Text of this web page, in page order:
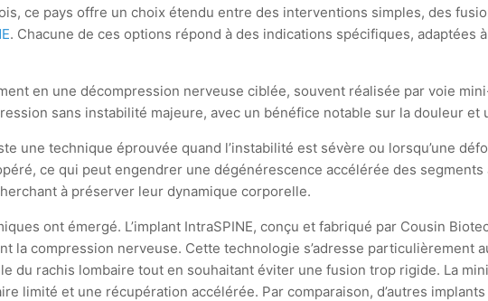
ce pays offre un choix étendu entre des interventions simples, des
. Chacune de ces options répond à des indications spécifiques, adaptées
en une décompression nerveuse ciblée, souvent réalisée par voie
sans instabilité majeure, avec un bénéfice notable sur la douleur et
une technique éprouvée quand l’instabilité est sévère ou lorsqu’une
ce qui peut engendrer une dégénérescence accélérée des
à préserver leur dynamique corporelle.
ont émergé. L’implant IntraSPINE, conçu et fabriqué par Cousin
la compression nerveuse. Cette technologie s’adresse particulièrement
du rachis lombaire tout en souhaitant éviter une fusion trop rigide. La
limité et une récupération accélérée. Par comparaison, d’autres